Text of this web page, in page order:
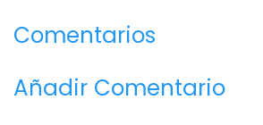
Comentarios
Añadir Comentario